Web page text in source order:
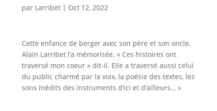
par Larribet| Oct 12, 2022
Cette enfance de berger avec son père et son oncle,
Alain Larribet l’a mémorisée. « Ces histoires ont
traversé mon coeur » dit-il. Elle a traversé aussi celui
du public charmé par la voix, la poésie des textes, les
sons inédits des instruments d’ici et d’ailleurs… »